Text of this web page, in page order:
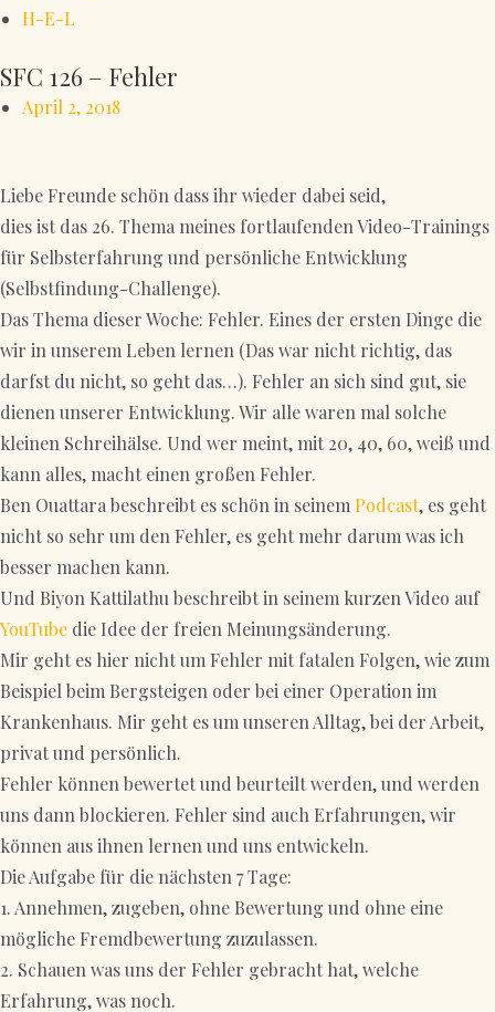
H-E-L
SFC 126 – Fehler
April 2, 2018
Liebe Freunde schön dass ihr wieder dabei seid,
dies ist das 26. Thema meines fortlaufenden Video-Trainings
für Selbsterfahrung und persönliche Entwicklung
(Selbstfindung-Challenge).
Das Thema dieser Woche: Fehler. Eines der ersten Dinge die
wir in unserem Leben lernen (Das war nicht richtig, das
darfst du nicht, so geht das…). Fehler an sich sind gut, sie
dienen unserer Entwicklung. Wir alle waren mal solche
kleinen Schreihälse. Und wer meint, mit 20, 40, 60, weiß und
kann alles, macht einen großen Fehler.
Ben Ouattara beschreibt es schön in seinem Podcast, es geht
nicht so sehr um den Fehler, es geht mehr darum was ich
besser machen kann.
Und Biyon Kattilathu beschreibt in seinem kurzen Video auf
YouTube die Idee der freien Meinungsänderung.
Mir geht es hier nicht um Fehler mit fatalen Folgen, wie zum
Beispiel beim Bergsteigen oder bei einer Operation im
Krankenhaus. Mir geht es um unseren Alltag, bei der Arbeit,
privat und persönlich.
Fehler können bewertet und beurteilt werden, und werden
uns dann blockieren. Fehler sind auch Erfahrungen, wir
können aus ihnen lernen und uns entwickeln.
Die Aufgabe für die nächsten 7 Tage:
1. Annehmen, zugeben, ohne Bewertung und ohne eine
mögliche Fremdbewertung zuzulassen.
2. Schauen was uns der Fehler gebracht hat, welche
Erfahrung, was noch.